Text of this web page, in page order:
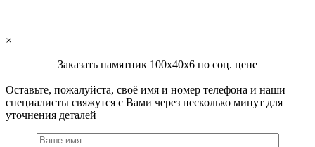
×
Заказать памятник 100х40х6 по соц. цене
Оставьте, пожалуйста, своё имя и номер телефона и наши
специалисты свяжутся с Вами через несколько минут для
уточнения деталей